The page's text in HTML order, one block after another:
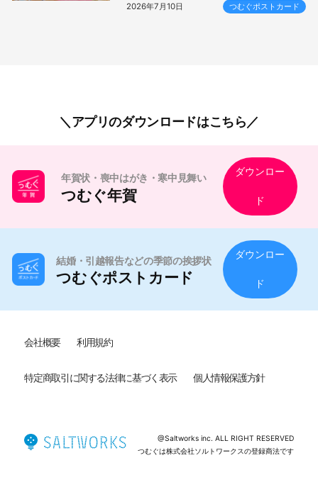
2026年7月10日 つむぐポストカード
アプリのダウンロードはこちら
年賀状・喪中はがき・寒中見舞い
つむぐ年賀
ダウンロー
ド
結婚・引越報告などの季節の挨拶状
つむぐポストカード
ダウンロー
ド
会社概要 利用規約
特定商取引に関する法律に基づく表示 個人情報保護方針
@Saltworks inc. ALL RIGHT RESERVED
つむぐは株式会社ソルトワークスの登録商法です